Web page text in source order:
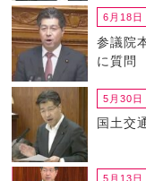
6月18日
参議院
に質問
5月30日
国土交
5月13日